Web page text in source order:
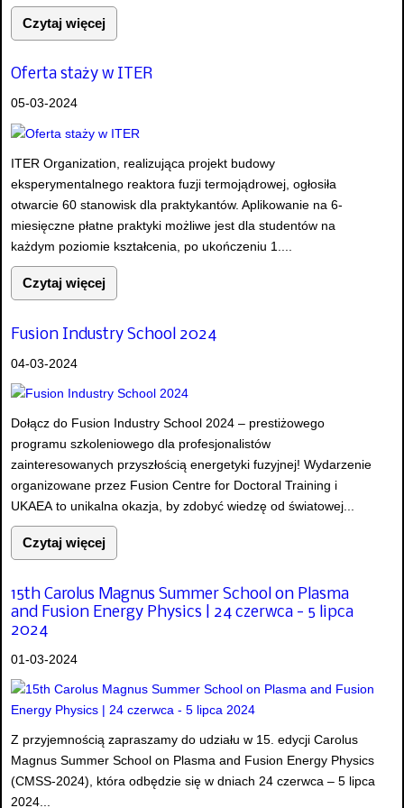
Czytaj więcej
Oferta staży w ITER
05-03-2024
ITER Organization, realizująca projekt budowy
eksperymentalnego reaktora fuzji termojądrowej, ogłosiła
otwarcie 60 stanowisk dla praktykantów. Aplikowanie na 6-
miesięczne płatne praktyki możliwe jest dla studentów na
każdym poziomie kształcenia, po ukończeniu 1....
Czytaj więcej
Fusion Industry School 2024
04-03-2024
Dołącz do Fusion Industry School 2024 – prestiżowego
programu szkoleniowego dla profesjonalistów
zainteresowanych przyszłością energetyki fuzyjnej! Wydarzenie
organizowane przez Fusion Centre for Doctoral Training i
UKAEA to unikalna okazja, by zdobyć wiedzę od światowej...
Czytaj więcej
15th Carolus Magnus Summer School on Plasma
and Fusion Energy Physics | 24 czerwca - 5 lipca
2024
01-03-2024
Z przyjemnością zapraszamy do udziału w 15. edycji Carolus
Magnus Summer School on Plasma and Fusion Energy Physics
(CMSS-2024), która odbędzie się w dniach 24 czerwca – 5 lipca
2024...